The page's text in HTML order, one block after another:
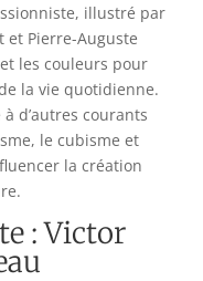
illustré par
et Pierre-Auguste
les couleurs pour
la vie quotidienne.
d’autres courants
le cubisme et
la création
: Victor